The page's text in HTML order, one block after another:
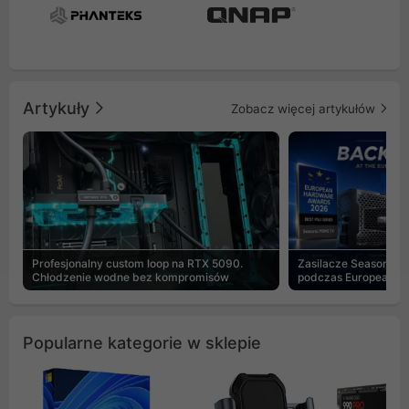
Artykuły Zobacz więcej artykułów
Profesjonalny custom loop na RTX 5090.
Chłodzenie wodne bez kompromisów
Zasilacze Seasonic
podczas European
Popularne kategorie w sklepie